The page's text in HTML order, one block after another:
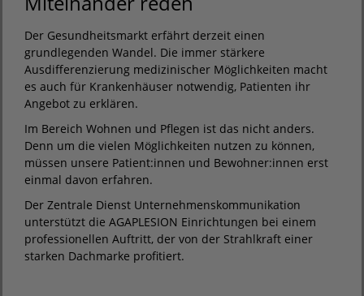
Der Gesundheitsmarkt erfährt derzeit einen
grundlegenden Wandel. Die immer stärkere
Ausdifferenzierung medizinischer Möglichkeiten macht
es auch für Krankenhäuser notwendig, Patienten ihr
Angebot zu erklären.
Im Bereich Wohnen und Pflegen ist das nicht anders.
Denn um die vielen Möglichkeiten nutzen zu können,
müssen unsere Patient:innen und Bewohner:innen erst
einmal davon erfahren.
Der Zentrale Dienst Unternehmenskommunikation
unterstützt die AGAPLESION Einrichtungen bei einem
professionellen Auftritt, der von der Strahlkraft einer
starken Dachmarke profitiert.